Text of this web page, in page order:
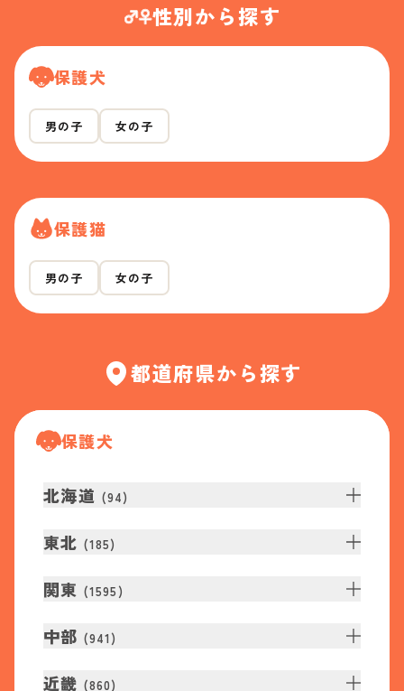
性別から探す
保護犬
男の子 女の子
保護猫
男の子 女の子
都道府県から探す
保護犬
北海道 (94)
東北 (185)
関東 (1595 )
中部 (941 )
近畿 (860)